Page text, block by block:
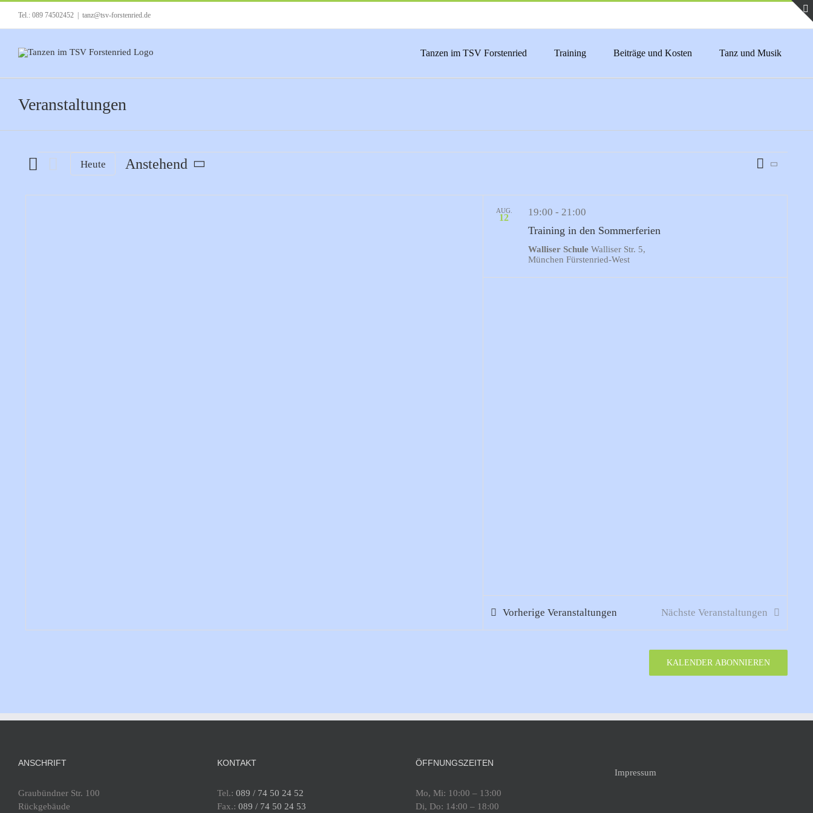
InhaltTel.: 089 74502452 tanz@tsv-forstenried.de
Tanzen im TSV Forstenried Training Beiträge und Kosten Tanz und Musik
Veranstaltungen
Veranstaltungen
Ansichten-
Karte
Heute
Anstehend
auswählen.
AUG.
12
Training in den Sommerferien
19:00 - 21:00
Walliser Schule Walliser Str. 5,
München Fürstenried-West
Vorherige Veranstaltungen NächsteVeranstaltungen
KALENDER ABONNIEREN
ANSCHRIFT
Graubündner Str. 100
Rückgebäude
KONTAKT
Tel.: 089 / 74 50 24 52
Fax.: 089 / 74 50 24 53
ÖFFNUNGSZEITEN
Mo, Mi: 10:00 – 13:00
Di, Do: 14:00 – 18:00
Impressum